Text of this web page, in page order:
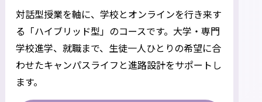
対話型授業を軸に、学校とオンラインを行き来す
る「ハイブリッド型」のコースです。 大学・専門
学校進学、就職まで、生徒一人ひとりの希望に合
わせたキャンパスライフと進路設計をサポートし
ます。